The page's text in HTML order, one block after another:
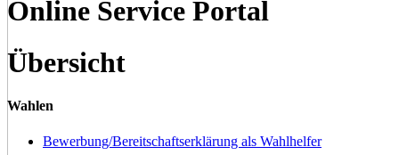
Online Service Portal
Übersicht
Wahlen
Bewerbung/Bereitschaftserklärung als Wahlhelfer